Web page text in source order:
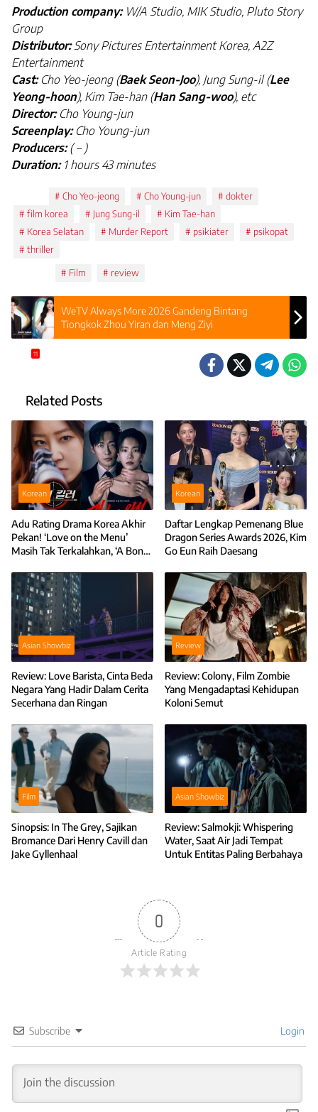
Production company:W/A Studio, MIK Studio, Pluto Story
Group
Distributor:Sony Pictures Entertainment Korea, A2Z
Entertainment
Cast:Cho Yeo-jeong (Baek Seon-Joo), Jung Sung-il (Lee
Yeong-hoon), Kim Tae-han (Han Sang-woo), etc
Director:Cho Young-jun
Screenplay:Cho Young-jun
Producers:( – )
Duration:1 hours 43 minutes
Cho Yeo-jeong Cho Young-jun
dokter
film korea
Jung Sung-il
Kim Tae-han
Korea Selatan
Murder Report psikiater
psikopat
thriller
Film review
WeTV Always More 2026 Gandeng Bintang
Tiongkok Zhou Yiran dan Meng Ziyi
11
Related Posts
Korean
Adu Rating Drama Korea Akhir
Pekan! ‘Love on the Menu’
Masih Tak Terkalahkan, ‘A Bona
Korean
Daftar Lengkap Pemenang Blue
Dragon Series Awards 2026, Kim
Go Eun Raih Daesang
Asian Showbiz
Review: Love Barista, Cinta Beda
Negara Yang Hadir Dalam Cerita
Secerhana dan Ringan
Review
Review: Colony, Film Zombie
Yang Mengadaptasi Kehidupan
Koloni Semut
Film
Sinopsis: In The Grey, Sajikan
Bromance Dari Henry Cavill dan
Jake Gyllenhaal
Asian Showbiz
Review: Salmokji: Whispering
Water, Saat Air Jadi Tempat
Untuk Entitas Paling Berbahaya
0
Article Rating
Subscribe Login